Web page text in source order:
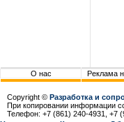
О нас Реклама
Copyright © Разработка и
При копировании информации
Телефон: +7 (861) 240-4931, +7